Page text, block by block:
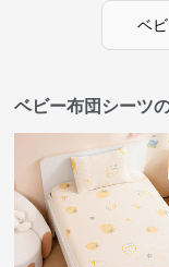
ベ
ベビー布団シーツ